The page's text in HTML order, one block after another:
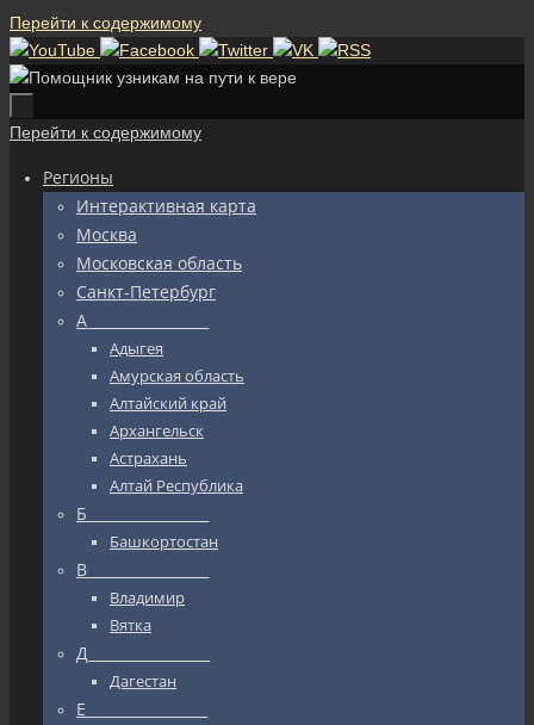
Перейти к содержимому
Перейти к содержимому
Регионы
Интерактивная карта
Москва
Московская область
Санкт-Петербург
А_________________
Адыгея
Амурская область
Алтайский край
Архангельск
Астрахань
Алтай Республика
Б_________________
Башкортостан
В_________________
Владимир
Вятка
Д_________________
Дагестан
Е_________________